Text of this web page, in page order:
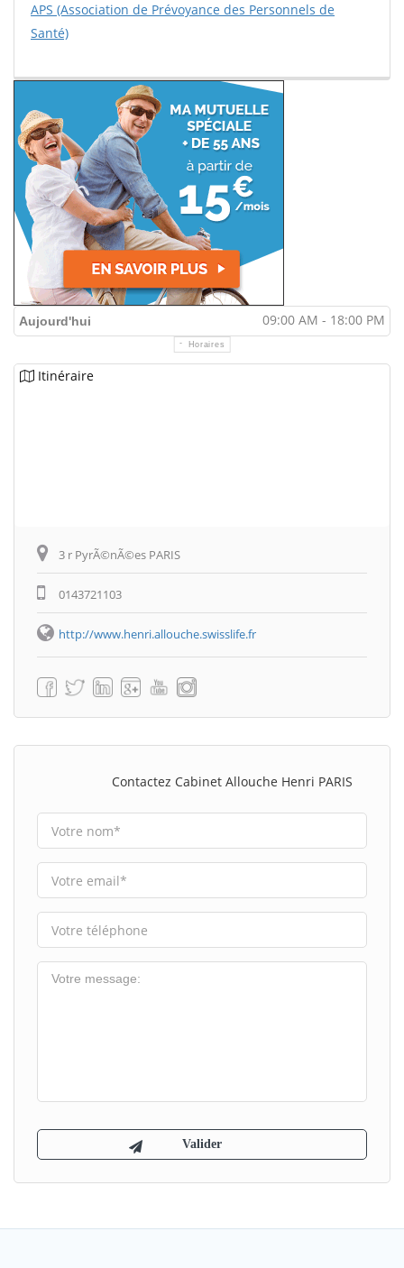
APS (Association de Prévoyance des Personnels de
Santé)
Aujourd'hui 09:00 AM - 18:00 PM
Horaires
Itinéraire
3 r PyrÃ©nÃ©es PARIS
0143721103
http://www.henri.allouche.swisslife.fr
Contactez Cabinet Allouche Henri PARIS